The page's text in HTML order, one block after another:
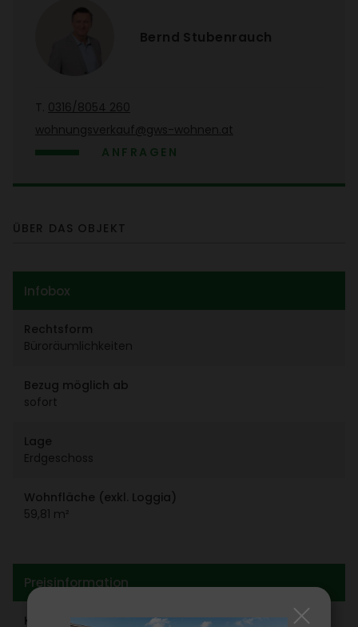
Bernd Stuben­rauch
T. 0316/​8054 260
wohnungs­ver­kauf@gws-wohnen.at
ANFRAGEN
ÜBER DAS OBJEKT
Infobox
Rechts­form
Büro­räum­lich­keiten
Bezug möglich ab
sofort
Lage
Erdge­schoss
Wohn­fläche (exkl. Loggia)
59,81 m²
Preis­in­for­ma­tion
Kauf­preis netto